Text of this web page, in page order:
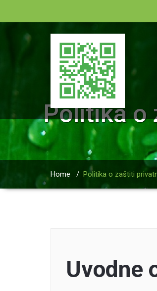
Politika o
Home / Politika o zaštiti
Uvodne